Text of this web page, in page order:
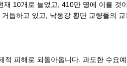
재 10개로 늘었고, 410만 명에 이를
듭하고 있고, 낙동강 횡단 교량들의
적 피해로 되돌아옵니다. 과도한 수